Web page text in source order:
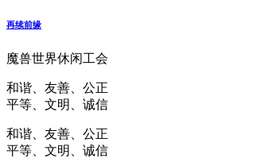
再续前缘
魔兽世界休闲工会
和谐、友善、公正
平等、文明、诚信
和谐、友善、公正
平等、文明、诚信